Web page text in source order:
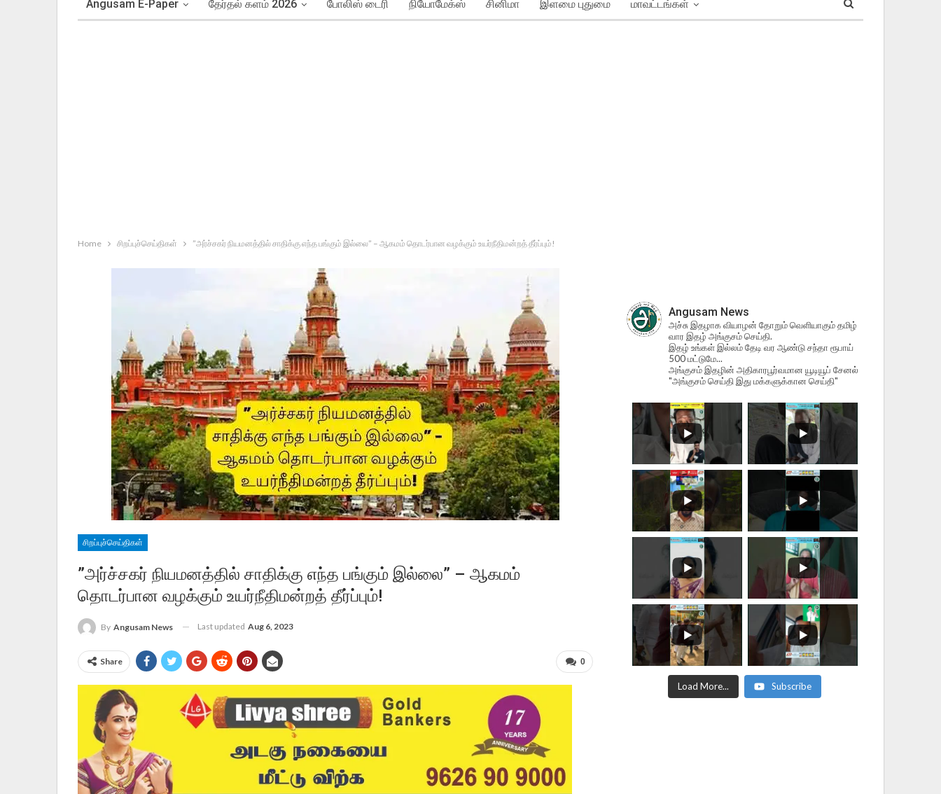
Angusam E-Paper தேர்தல் களம் 2026 போலிஸ் டைரி நியோமேக்ஸ் சினிமா இளமை புதுமை மாவட்டங்கள்
Home சிறப்புச்செய்திகள் ”அர்ச்சகர் நியமனத்தில் சாதிக்கு எந்த பங்கும் இல்லை” – ஆகமம் தொடர்பான வழக்கும் உயர்நீதிமன்றத் தீர்ப்பும்!
சிறப்புச்செய்திகள்
”அர்ச்சகர் நியமனத்தில் சாதிக்கு எந்த பங்கும் இல்லை” – ஆகமம்
தொடர்பான வழக்கும் உயர்நீதிமன்றத் தீர்ப்பும்!
By Angusam News Last updated Aug 6, 2023
0
Share
Angusam News
அச்சு இதழாக வியாழன் தோறும் வெளியாகும் தமிழ்
வார இதழ் அங்குசம் செய்தி.
இதழ் உங்கள் இல்லம் தேடி வர ஆண்டு சந்தா ரூபாய்
500 மட்டுமே...
அங்குசம் இதழின் அதிகாரபூர்வமான யூடியூப் சேனல்
"அங்குசம் செய்தி இது மக்களுக்கான செய்தி"
Load More... Subscribe